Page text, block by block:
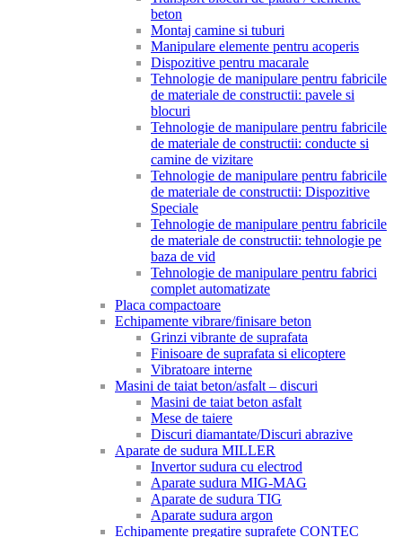
beton
Montaj camine si tuburi
Manipulare elemente pentru acoperis
Dispozitive pentru macarale
Tehnologie de manipulare pentru fabricile
de materiale de constructii: pavele si
blocuri
Tehnologie de manipulare pentru fabricile
de materiale de constructii: conducte si
camine de vizitare
Tehnologie de manipulare pentru fabricile
de materiale de constructii: Dispozitive
Speciale
Tehnologie de manipulare pentru fabricile
de materiale de constructii: tehnologie pe
baza de vid
Tehnologie de manipulare pentru fabrici
complet automatizate
Placa compactoare
Echipamente vibrare/finisare beton
Grinzi vibrante de suprafata
Finisoare de suprafata si elicoptere
Vibratoare interne
Masini de taiat beton/asfalt – discuri
Masini de taiat beton asfalt
Mese de taiere
Discuri diamantate/Discuri abrazive
Aparate de sudura MILLER
Invertor sudura cu electrod
Aparate sudura MIG-MAG
Aparate de sudura TIG
Aparate sudura argon
Echipamente pregatire suprafete CONTEC